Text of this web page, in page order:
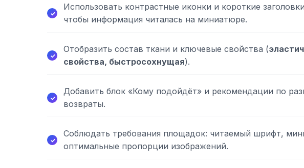
Использовать контрастные иконки и короткие
чтобы информация читалась на миниатюре.
Отобразить состав ткани и ключевые свойства (
свойства, быстросохнущая).
Добавить блок «Кому подойдёт» и рекомендации по
возвраты.
Соблюдать требования площадок: читаемый шрифт,
оптимальные пропорции изображений.